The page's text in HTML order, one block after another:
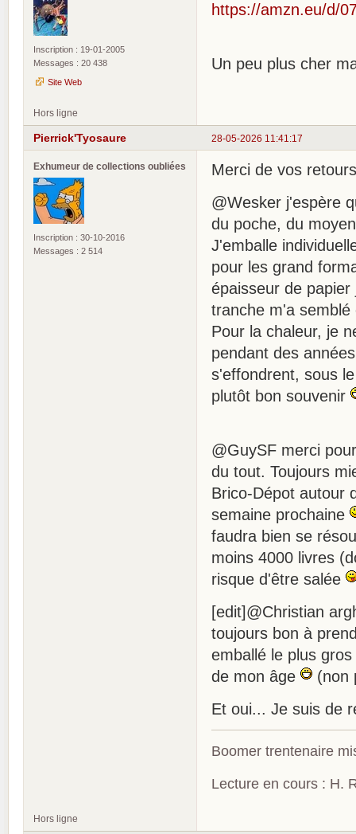
Inscription : 19-01-2005
Messages : 20 438
Site Web
https://amzn.eu/d/
Un peu plus cher
Hors ligne
28-05-2026 11:41:17
Pierrick'Tyosaure
Exhumeur de collections oubliées
Inscription : 30-10-2016
Messages : 2 514
Merci de vos
@Wesker j'espère
du poche, du
J'emballe
pour les grand
épaisseur de
tranche m'a
Pour la chaleur, je
pendant des
s'effondrent, sous
plutôt bon souvenir
@GuySF merci
du tout. Toujours
Brico-Dépot autour
semaine prochaine
faudra bien se
moins 4000 livres
risque d'être salée
[edit]@Christian
toujours bon à
emballé le plus
de mon âge
(non
Et oui... Je suis de
Boomer trentenaire
Lecture en cours : H.
Hors ligne